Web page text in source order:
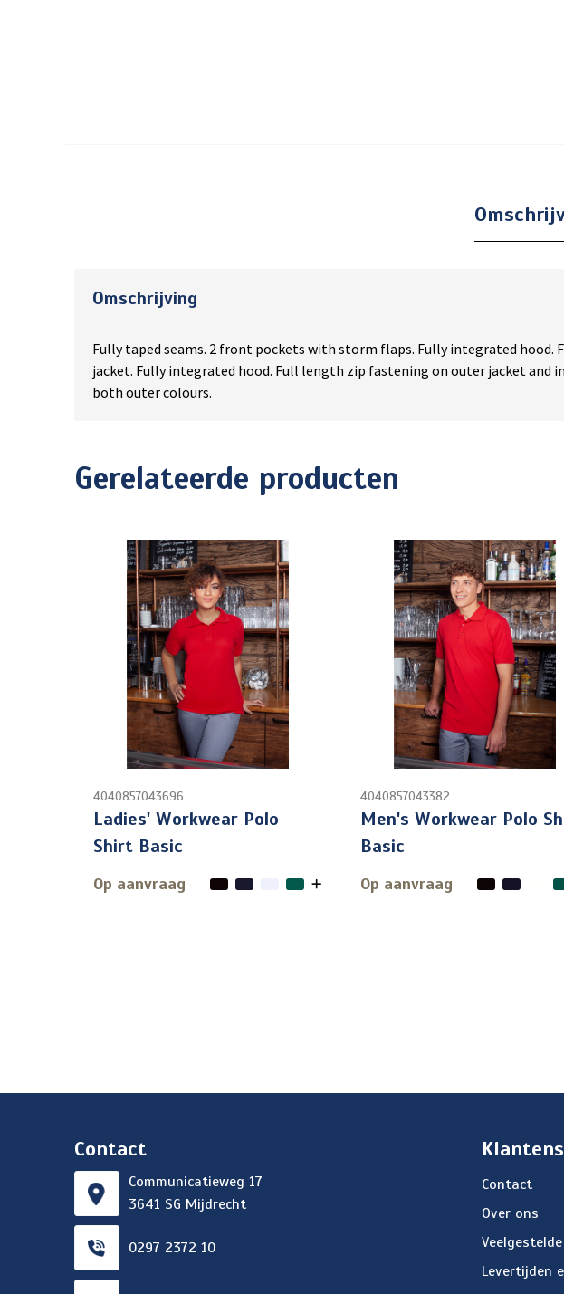
Omschrijving
Fully taped seams. 2 front pockets with storm flaps. Fully integrated
jacket. Fully integrated hood. Full length zip fastening on outer jacket and
both outer colours.
Gerelateerde producten
4040857043696
Ladies' Workwear Polo
Shirt Basic
Op aanvraag
4040857043382
Men's Workwear Polo
Basic
Op aanvraag
Contact
Communicatieweg 17
3641 SG Mijdrecht
0297 2372 10
Contact
Over ons
Levertijden